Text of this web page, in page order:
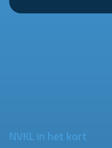
NVKL in het kort